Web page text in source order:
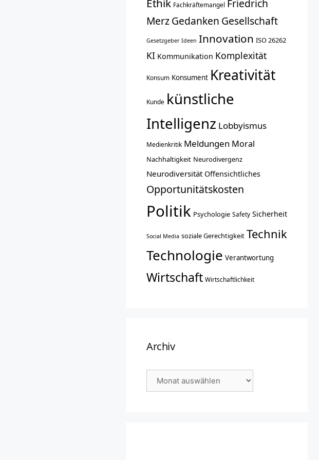
Ethik Fachkräftemangel Friedrich
MerzGedanken Gesellschaft
Gesetzgeber Ideen Innovation ISO 26262
KI Kommunikation Komplexität
Konsum Konsument Kreativität
Kunde künstliche
Intelligenz Lobbyismus
Medienkritik Meldungen Moral
Nachhaltigkeit Neurodivergenz
Neurodiversität Offensichtliches
Opportunitätskosten
Politik Psychologie Safety Sicherheit
Social Media soziale Gerechtigkeit Technik
Technologie Verantwortung
Wirtschaft Wirtschaftlichkeit
Archiv
Archiv